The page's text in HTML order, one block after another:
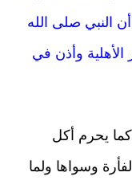
النبي صلى الله
وأذن في
يحرم أكل
وسواها ولما